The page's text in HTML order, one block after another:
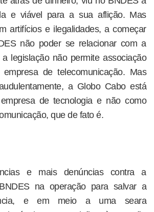
e viável para a sua aflição. Mas
artifícios e ilegalidades, a começar
não poder se relacionar com a
legislação não permite associação
de telecomunicação. Mas
a Globo Cabo está
de tecnologia e não como
que de fato é.
e mais denúncias contra a
na operação para salvar a
e em meio a uma seara